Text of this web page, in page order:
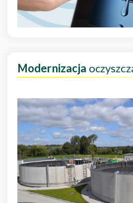
Modernizacja